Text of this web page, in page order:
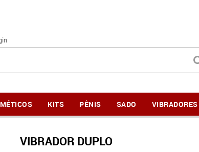
KITS PÊNIS SADO VIBRADORES
VIBRADOR DUPLO